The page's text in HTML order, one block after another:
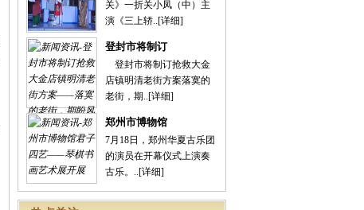
关》一折关小凤（中）主
演《三上轿..[详细]
登封市将制订
登封市将制订抢救大金
店镇明清老街方案落寞的
老街，期..[详细]
郑州市博物馆
7月18日，郑州华夏古乐团
的演员在开幕仪式上演奏
古乐。..[详细]